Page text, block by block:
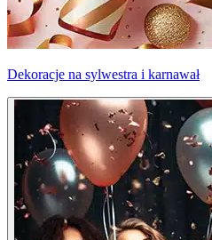
Dekoracje na sylwestra i karnawał